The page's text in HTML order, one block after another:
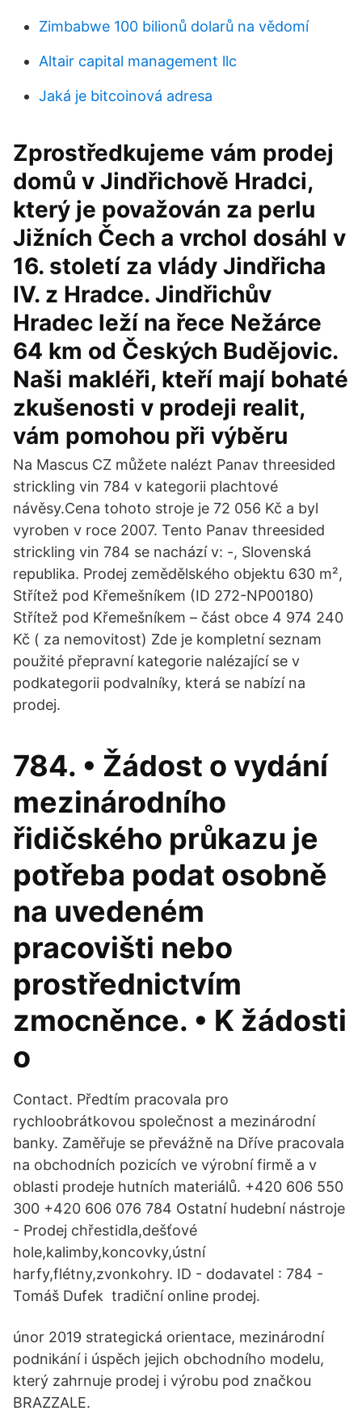
Zimbabwe 100 bilionů dolarů na vědomí
Altair capital management llc
Jaká je bitcoinová adresa
Zprostředkujeme vám prodej
domů v Jindřichově Hradci,
který je považován za perlu
Jižních Čech a vrchol dosáhl v
16. století za vlády Jindřicha
IV. z Hradce. Jindřichův
Hradec leží na řece Nežárce
64 km od Českých Budějovic.
Naši makléři, kteří mají bohaté
zkušenosti v prodeji realit,
vám pomohou při výběru
Na Mascus CZ můžete nalézt Panav threesided
strickling vin 784 v kategorii plachtové
návěsy.Cena tohoto stroje je 72 056 Kč a byl
vyroben v roce 2007. Tento Panav threesided
strickling vin 784 se nachází v: -, Slovenská
republika. Prodej zemědělského objektu 630 m²,
Střítež pod Křemešníkem (ID 272-NP00180)
Střítež pod Křemešníkem – část obce 4 974 240
Kč ( za nemovitost) Zde je kompletní seznam
použité přepravní kategorie nalézající se v
podkategorii podvalníky, která se nabízí na
prodej.
784. • Žádost o vydání
mezinárodního
řidičského průkazu je
potřeba podat osobně
na uvedeném
pracovišti nebo
prostřednictvím
zmocněnce. • K žádosti
o
Contact. Předtím pracovala pro
rychloobrátkovou společnost a mezinárodní
banky. Zaměřuje se převážně na Dříve pracovala
na obchodních pozicích ve výrobní firmě a v
oblasti prodeje hutních materiálů. +420 606 550
300 +420 606 076 784 Ostatní hudební nástroje
- Prodej chřestidla,dešťové
hole,kalimby,koncovky,ústní
harfy,flétny,zvonkohry. ID - dodavatel : 784 -
Tomáš Dufek tradiční online prodej.
únor 2019 strategická orientace, mezinárodní
podnikání i úspěch jejich obchodního modelu,
který zahrnuje prodej i výrobu pod značkou
BRAZZALE.